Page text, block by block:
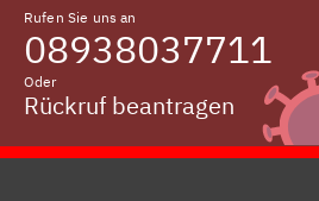
Rufen Sie uns an
08938037711
Oder
Rückruf beantragen